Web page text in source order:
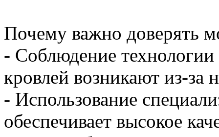
Почему важно доверять
- Соблюдение
кровлей возникают из-за
- Использование
обеспечивает высокое